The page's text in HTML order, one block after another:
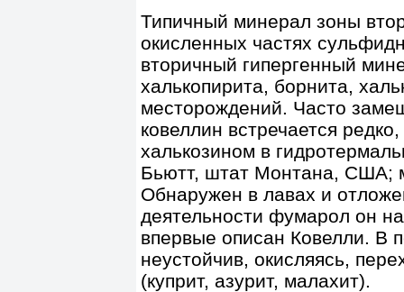
Типичный минерал зоны
окисленных частях
вторичный гипергенный
халькопирита, борнита,
месторождений. Часто
ковеллин встречается
халькозином в
Бьютт, штат Монтана, США;
Обнаружен в лавах и
деятельности фумарол он
впервые описан Ковелли. В
неустойчив, окисляясь,
(куприт, азурит, малахит).